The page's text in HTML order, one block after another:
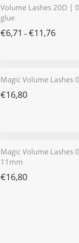
Volume Lashes 20D |
glue
€6,71 – €11,76
Magic Volume Lashes
€16,80
Magic Volume Lashes
11mm
€16,80